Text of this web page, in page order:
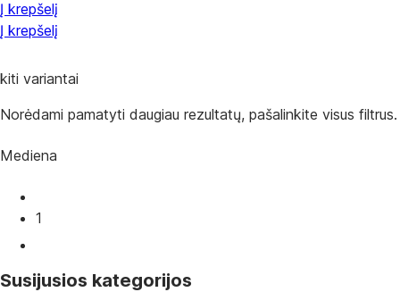
Į krepšelį
Į krepšelį
kiti variantai
Norėdami pamatyti daugiau rezultatų, pašalinkite visus filtrus.
Mediena
1
Susijusios kategorijos